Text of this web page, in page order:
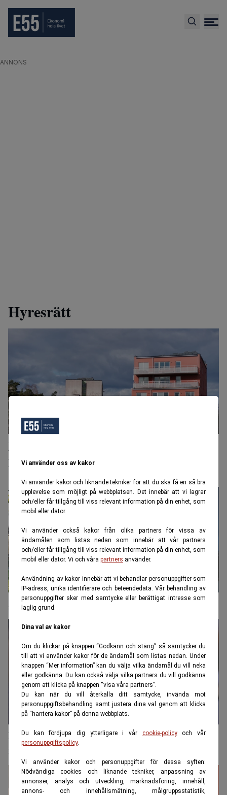
Vi använder oss av kakor
Vi använder kakor och liknande tekniker för att du ska få en så bra
upplevelse som möjligt på webbplatsen. Det innebär att vi lagrar
och/eller får tillgång till viss relevant information på din enhet, som
mobil eller dator.
Vi använder också kakor från olika partners för vissa av
ändamålen som listas nedan som innebär att vår partners
och/eller får tillgång till viss relevant information på din enhet, som
mobil eller dator. Vi och våra partners använder.
Användning av kakor innebär att vi behandlar personuppgifter som
IP-adress, unika identifierare och beteendedata. Vår behandling av
personuppgifter sker med samtycke eller berättigat intresse som
laglig grund.
Dina val av kakor
Om du klickar på knappen “Godkänn och stäng” så samtycker du
till att vi använder kakor för de ändamål som listas nedan. Under
knappen “Mer information” kan du välja vilka ändamål du vill neka
eller godkänna. Du kan också välja vilka partners du vill godkänna
genom att klicka på knappen “visa våra partners”.
Du kan när du vill återkalla ditt samtycke, invända mot
personuppgiftsbehandling samt justera dina val genom att klicka
på “hantera kakor” på denna webbplats.
Du kan fördjupa dig ytterligare i vår cookie-policyoch vår
personuppgiftspolicy.
Vi använder kakor och personuppgifter för dessa syften:
Nödvändiga cookies och liknande tekniker, anpassning av
annonser, analys och utveckling, marknadsföring, innehåll,
annons- och innehållsmätning, målgruppsstatistik,
ANNONS
Hyresrätt
Din nästa hyreshöjning kan bli mycket
lägre än väntat
Äga eller hyra bostad – vad blir billigast?
Pensionär fick rätt att byta bostad – så mycket måste
inkomsten minska